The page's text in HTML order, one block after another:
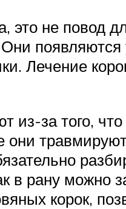
это не повод
Лечение
из-за того,
в рану
корок,